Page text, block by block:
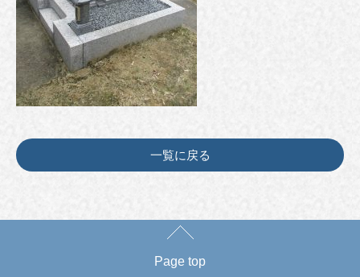
一覧に戻る
Page top